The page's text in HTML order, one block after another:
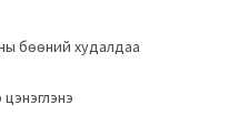
бөөний худалдаа